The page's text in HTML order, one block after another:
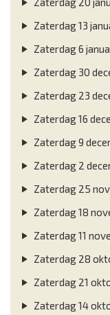
Zaterdag 13
Zaterdag 6
Zaterdag 30
Zaterdag 23
Zaterdag 16
Zaterdag 9
Zaterdag 2
Zaterdag 25
Zaterdag 18
Zaterdag 11
Zaterdag 28
Zaterdag 21
Zaterdag 14